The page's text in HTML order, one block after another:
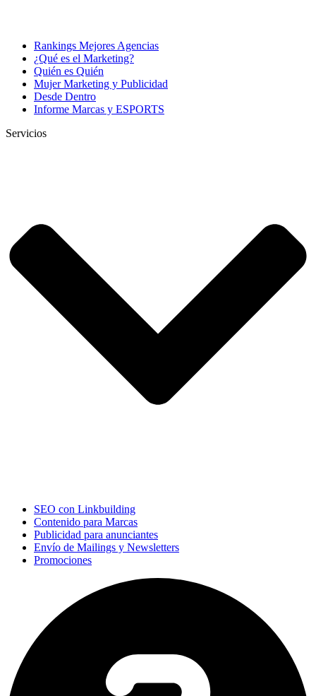
Rankings Mejores Agencias
¿Qué es el Marketing?
Quién es Quién
Mujer Marketing y Publicidad
Desde Dentro
Informe Marcas y ESPORTS
Servicios
SEO con Linkbuilding
Contenido para Marcas
Publicidad para anunciantes
Envío de Mailings y Newsletters
Promociones